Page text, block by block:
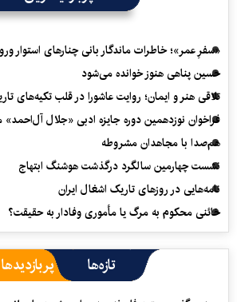
«سفرِ عمر»؛ خاطرات ماندگار بانی چنارهای استوار
حسین پناهی هنوز خوانده می‌شود
تلاقی هنر و ایمان؛ روایت عاشورا در قلب تکیه‌های
فراخوان نوزدهمین دوره جایزه ادبی «جلال
هم‌صدا با مجاهدان مشروطه
نشست چهارمین سالگرد درگذشت هوشنگ ابتهاج
نامه‌هایی در روزهای تاریک اشغال ایران
خائنی محکوم به مرگ یا مأموری وفادار به حقیقت؟
تازه‌ها پربازدیدها